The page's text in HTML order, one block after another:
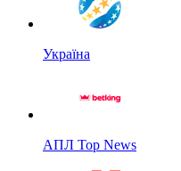
Україна
АПЛ Top News